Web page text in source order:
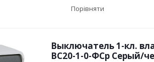
Порівняти
Выключатель 1-кл.
ВС20-1-0-ФСр Серый/